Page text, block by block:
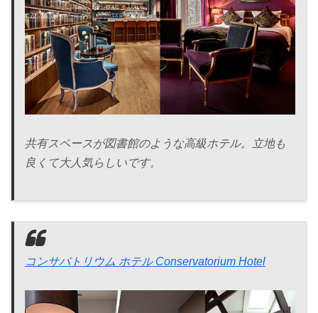
共有スペースが図書館のような高級ホテル。立地も
良くて大人気らしいです。
コンサバトリウム ホテル Conservatorium Hotel